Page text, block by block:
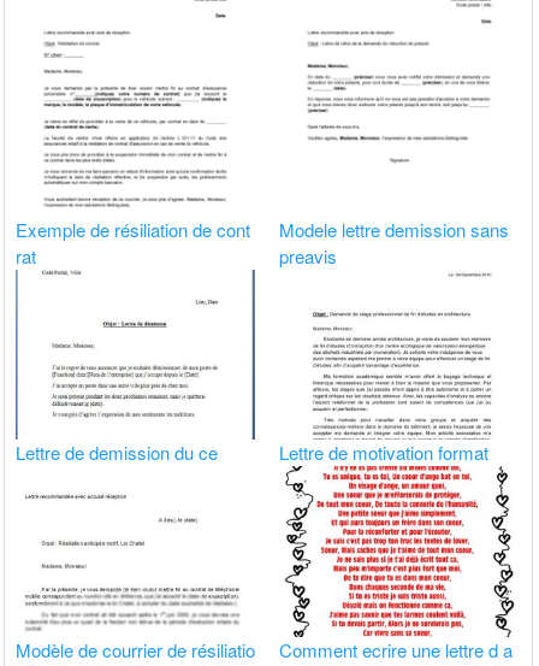
Exemple de résiliation de cont
rat
Modele lettre demission sans
preavis
Lettre de demission du ce Lettre de motivation format
Modèle de courrier de résiliatio
Comment ecrire une lettre d a